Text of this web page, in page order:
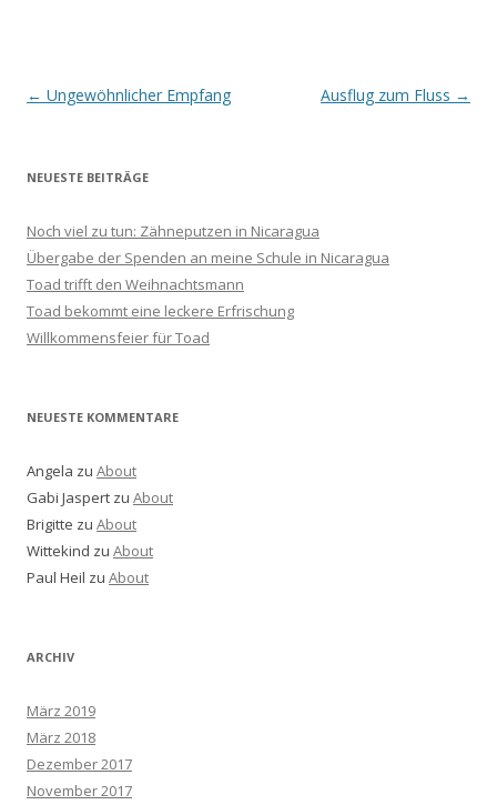
Beitrags-
← Ungewöhnlicher Empfang Ausflug zum Fluss →
NEUESTE BEITRÄGE
Noch viel zu tun: Zähneputzen in Nicaragua
Übergabe der Spenden an meine Schule in Nicaragua
Toad trifft den Weihnachtsmann
Toad bekommt eine leckere Erfrischung
Willkommensfeier für Toad
NEUESTE KOMMENTARE
Angela zu About
Gabi Jaspert zu About
Brigitte zu About
Wittekind zu About
Paul Heil zu About
ARCHIV
März 2019
März 2018
Dezember 2017
November 2017